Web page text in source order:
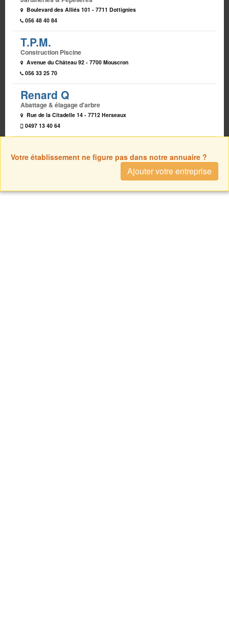
Boulevard des Alliés 101 - 7711 Dottignies
056 48 40 84
T.P.M.
Construction Piscine
Avenue du Château 92 - 7700 Mouscron
056 33 25 70
Renard Q
Abattage & élagage d'arbre
Rue de la Citadelle 14 - 7712 Herseaux
0497 13 40 64
Votre établissement ne figure pas dans notre annuaire ?
Ajouter votre entreprise